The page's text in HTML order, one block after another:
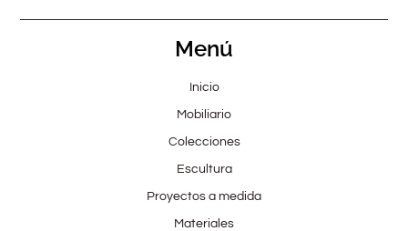
Menú
Inicio
Mobiliario
Colecciones
Escultura
Proyectos a medida
Materiales